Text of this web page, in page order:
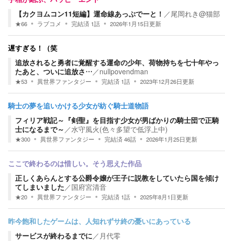
【カクヨムコン11短編】運命線あっぷでーと！ ／尾岡れき@猫部
★66 ラブコメ 完結済 1話 2026年1月15日更新
遅すぎる！（笑
追放されると勇者に覚醒する運命の少年、荷物持ちを七十年やっ
たあと、ついに追放さ…／nullpovendman
★53 異世界ファンタジー 完結済 1話 2023年12月26日更新
騎士の夢を追いかける少女が紡ぐ騎士道物語
フィリア戦記～『剣聖』を目指す少女が男ばかりの騎士団で正騎
士になるまで～ ／水守風火(色々多望で低浮上中)
★300 異世界ファンタジー 完結済46話 2026年1月25日更新
ここで終わるのは惜しい。そう思えた作品
正しくあらんとする公爵令嬢が王子に説教をしていたら国を傾け
てしまいました／国府宮清音
★20 異世界ファンタジー 完結済 1話 2025年8月1日更新
昨今飽和したゲームは、人知れずサ終の憂いにあっている
サービスが終わるまでに／ 月代零